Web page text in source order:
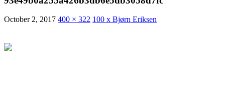
October 2, 2017 400 × 322 100 x Bjørn Eriksen